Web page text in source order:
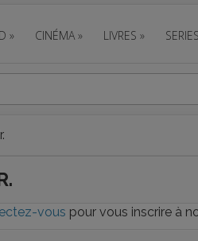
» CINÉMA » LIVRES »
vous pour vous inscrire à